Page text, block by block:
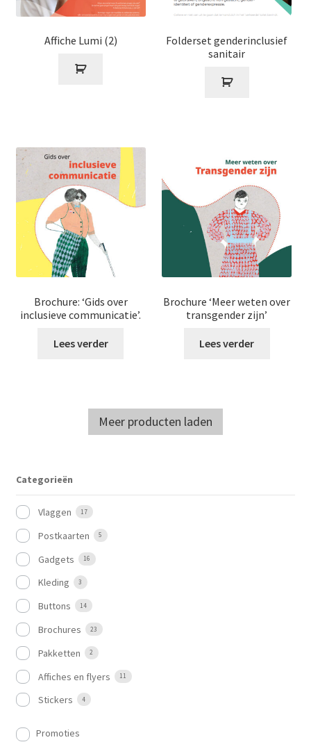
Affiche Lumi (2)
Folderset genderinclusief
sanitair
Brochure: ‘Gids over
inclusieve communicatie’.
Lees verder
Brochure ‘Meer weten over
transgender zijn’
Lees verder
Meer producten laden
Categorieën
Vlaggen 17
Postkaarten 5
Gadgets 16
Kleding 3
Buttons 14
Brochures 23
Pakketten 2
Affiches en flyers 11
Stickers 4
Promoties